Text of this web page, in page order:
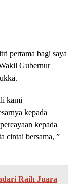
pertama bagi saya
Gubernur
kami
kepada
kepada
cintai bersama, ”
Raih Juara